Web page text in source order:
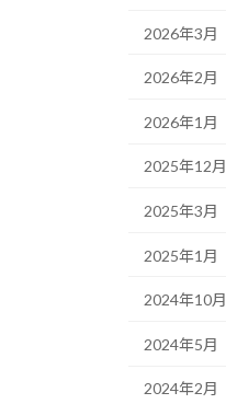
2026年3月
2026年2月
2026年1月
2025年12月
2025年3月
2025年1月
2024年10月
2024年5月
2024年2月